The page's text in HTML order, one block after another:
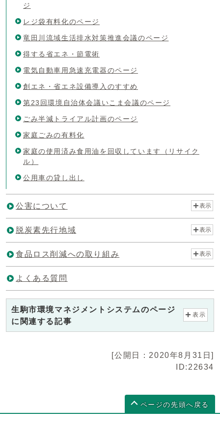
ジ
レジ袋有料化のページ
竜田川流域生活排水対策推進会議のページ
得する省エネ・節電術
電気自動車用急速充電器のページ
創エネ・省エネ設備導入のすすめ
第23回環境自治体会議いこま会議のページ
ごみ半減トライアル計画のページ
家庭ごみの有料化
家庭の使用済み食用油を回収しています（リサイク
ル）
公用車の貸し出し
公害について 表示
脱炭素先行地域 表示
食品ロス削減への取り組み 表示
よくある質問
生駒市環境マネジメントシステムのページ
に関連する記事
表示
[公開日：2020年8月31日]
ID:22634
ページの先頭へ戻る